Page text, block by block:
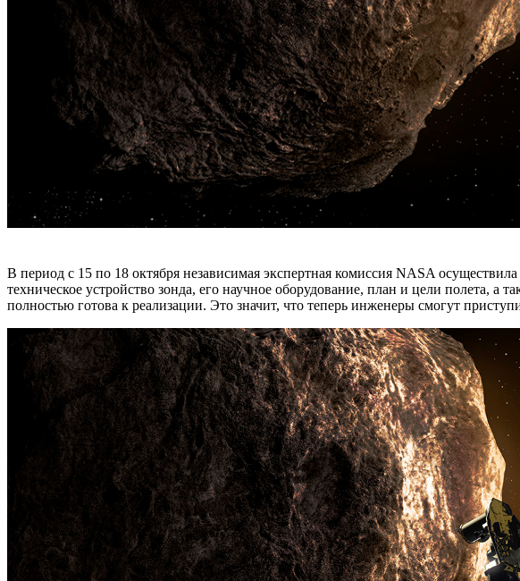
В период с 15 по 18 октября независимая экспертная комиссия NASA
техническое устройство зонда, его научное оборудование, план и цели полета,
полностью готова к реализации. Это значит, что теперь инженеры смогут